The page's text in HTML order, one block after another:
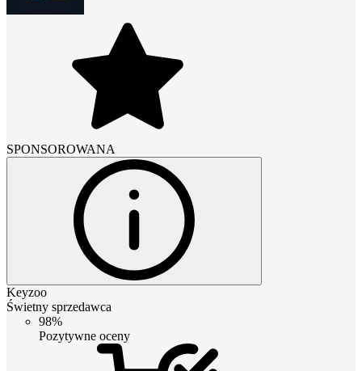
SPONSOROWANA
Keyzoo
Świetny sprzedawca
98%
Pozytywne oceny